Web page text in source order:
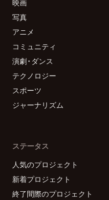
映画
写真
アニメ
コミュニティ
演劇・ダンス
テクノロジー
スポーツ
ジャーナリズム
ステータス
人気のプロジェクト
新着プロジェクト
終了間際のプロジェクト